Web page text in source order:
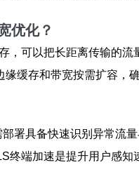
优化？
，可以把长距离传输的
缓存和带宽按需扩容，
署具备快速识别异常流
端加速是提升用户感知